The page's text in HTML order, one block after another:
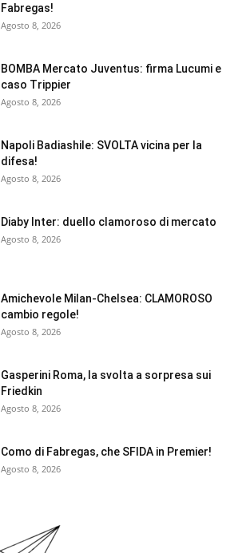
Fabregas!
Agosto 8, 2026
BOMBA Mercato Juventus: firma Lucumi e
caso Trippier
Agosto 8, 2026
Napoli Badiashile: SVOLTA vicina per la
difesa!
Agosto 8, 2026
Diaby Inter: duello clamoroso di mercato
Agosto 8, 2026
Amichevole Milan-Chelsea: CLAMOROSO
cambio regole!
Agosto 8, 2026
Gasperini Roma, la svolta a sorpresa sui
Friedkin
Agosto 8, 2026
Como di Fabregas, che SFIDA in Premier!
Agosto 8, 2026